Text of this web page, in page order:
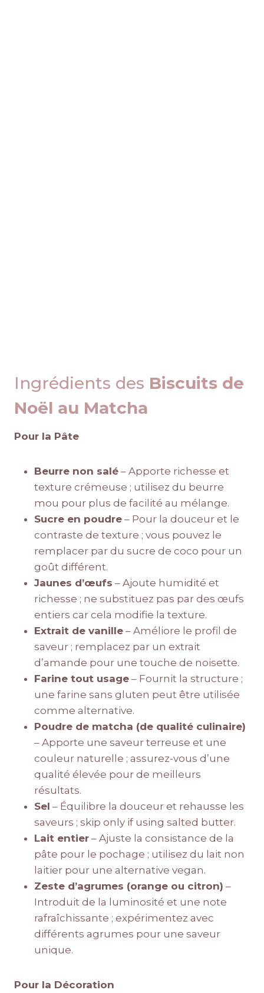
Ingrédients des Biscuits de
Noël au Matcha
Pour la Pâte
Beurre non salé – Apporte richesse et
texture crémeuse ; utilisez du beurre
mou pour plus de facilité au mélange.
Sucre en poudre – Pour la douceur et le
contraste de texture ; vous pouvez le
remplacer par du sucre de coco pour un
goût différent.
Jaunes d’œufs – Ajoute humidité et
richesse ; ne substituez pas par des œufs
entiers car cela modifie la texture.
Extrait de vanille – Améliore le profil de
saveur ; remplacez par un extrait
d’amande pour une touche de noisette.
Farine tout usage – Fournit la structure ;
une farine sans gluten peut être utilisée
comme alternative.
Poudre de matcha (de qualité culinaire)
– Apporte une saveur terreuse et une
couleur naturelle ; assurez-vous d’une
qualité élevée pour de meilleurs
résultats.
Sel – Équilibre la douceur et rehausse les
saveurs ; skip only if using salted butter.
Lait entier – Ajuste la consistance de la
pâte pour le pochage ; utilisez du lait non
laitier pour une alternative vegan.
Zeste d’agrumes (orange ou citron) –
Introduit de la luminosité et une note
rafraîchissante ; expérimentez avec
différents agrumes pour une saveur
unique.
Pour la Décoration